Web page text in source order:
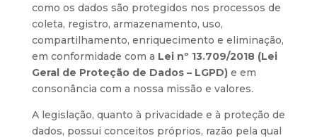
como os dados são protegidos nos processos de
coleta, registro, armazenamento, uso,
compartilhamento, enriquecimento e eliminação,
em conformidade com a Lei nº 13.709/2018 (Lei
Geral de Proteção de Dados – LGPD)e em
consonância com a nossa missão e valores.
A legislação, quanto à privacidade e à proteção de
dados, possui conceitos próprios, razão pela qual